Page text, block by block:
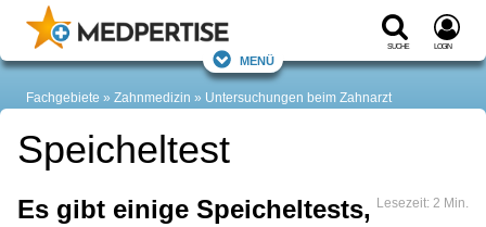
Suche Login
Menü
Fachgebiete Zahnmedizin Untersuchungen beim Zahnarzt
Speicheltest
Lesezeit: 2 Min.
Es gibt einige Speicheltests,